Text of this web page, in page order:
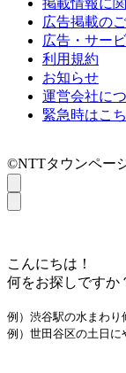
広告掲載の
広告・サー
利用規約
お知らせ
運営会社に
緊急時はこ
©NTTタウンペー
こんにちは！
何をお探しですか
例）渋谷駅の水まわり
例）世田谷区の土日に